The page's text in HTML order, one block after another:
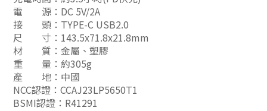
電 源：DC 5V/2A
接 頭：TYPE-C USB2.0
尺 寸：143.5x71.8x21.8mm
材 質：金屬、塑膠
重 量：約305g
產 地：中國
NCC認證：CCAJ23LP5650T1
BSMI認證：R41291